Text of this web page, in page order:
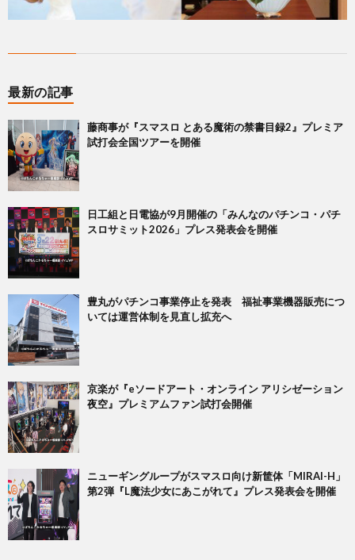
最新の記事
藤商事が『スマスロ とある魔術の禁書目録2』プレミア
試打会全国ツアーを開催
日工組と日電協が9月開催の「みんなのパチンコ・パチ
スロサミット2026」プレス発表会を開催
豊丸がパチンコ事業停止を発表 福祉事業機器販売につ
いては運営体制を見直し拡充へ
京楽が『eソードアート・オンライン アリシゼーション
夜空』プレミアムファン試打会開催
ニューギングループがスマスロ向け新筐体「MIRAI-H」
第2弾『L魔法少女にあこがれて』プレス発表会を開催